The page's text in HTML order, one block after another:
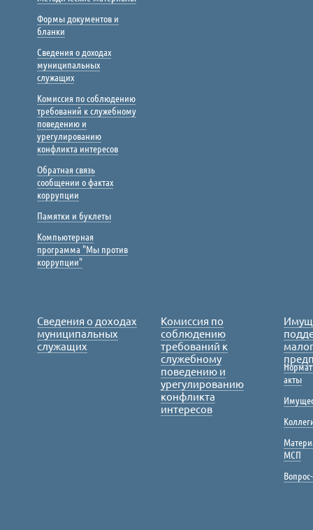
Формы документов и
бланки
Сведения о доходах
муниципальных
служащих
Комиссия по соблюдению
требований к служебному
поведению и
урегулированию
конфликта интересов
Обратная связь
сообщении о фактах
коррупции
Памятки и буклеты
Компьютерная
программа "Мы против
коррупции"
Сведения о доходах
муниципальных
служащих
Комиссия по
соблюдению
требований к
служебному
поведению и
урегулированию
конфликта
интересов
акты
МСП